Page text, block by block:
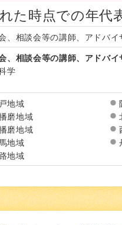
た時点での年代
、相談会等の講師、アドバイ
、相談会等の講師、アドバイ
学
地域
磨地域
磨地域
地域
地域